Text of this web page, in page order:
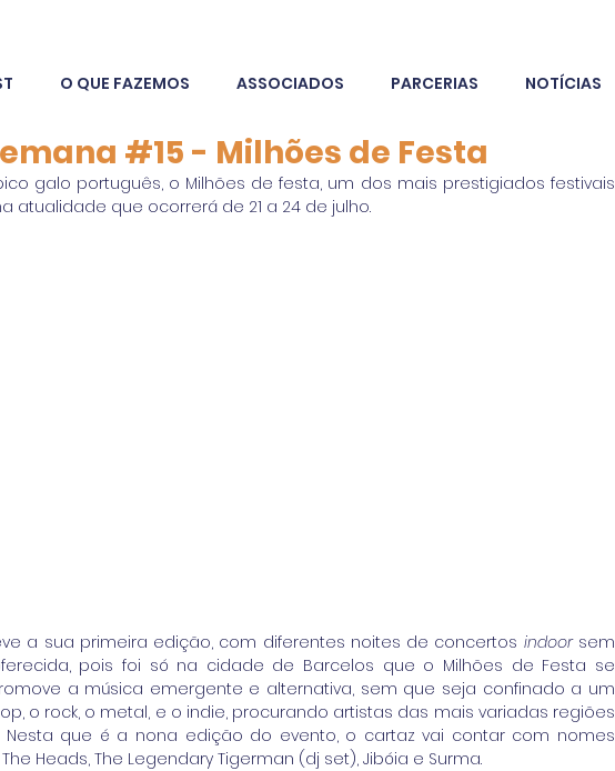
O QUE FAZEMOS ASSOCIADOS PARCERIAS NOTÍCIAS
#15 - Milhões de Festa
galo português, o Milhões de festa, um dos mais prestigiados festivais
atualidade que ocorrerá de 21 a 24 de julho.
a sua primeira edição, com diferentes noites de concertos indoor sem
pois foi só na cidade de Barcelos que o Milhões de Festa se
a música emergente e alternativa, sem que seja confinado a um
o rock, o metal, e o indie, procurando artistas das mais variadas regiões
Nesta que é a nona edição do evento, o cartaz vai contar com nomes
Heads, The Legendary Tigerman (dj set), Jibóia e Surma.